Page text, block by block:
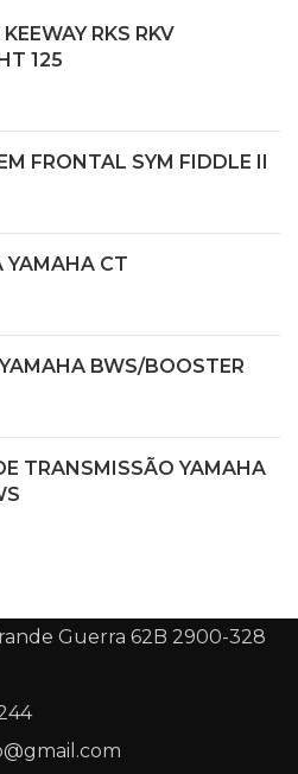
RKS RKV
125
FRONTAL SYM FIDDLE II
YAMAHA CT
BWS/BOOSTER
TRANSMISSÃO YAMAHA
Guerra 62B 2900-328